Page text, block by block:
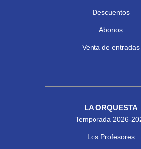
Descuentos
Abonos
Venta de entradas
LA ORQUESTA
Temporada 2026-
Los Profesores